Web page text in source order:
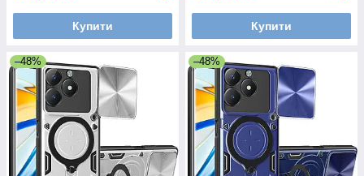
Купити Купити
–48% –48%